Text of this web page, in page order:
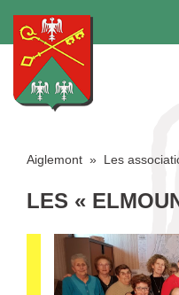
Aiglemont » Les
LES «